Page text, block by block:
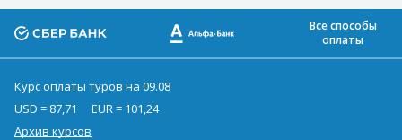
Все способы
оплаты
Курс оплаты туров на 09.08
USD = 87,71
EUR = 101,24
Архив курсов